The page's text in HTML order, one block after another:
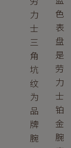
力
士
三
角
坑
纹
为
品
牌
腕
色
表
盘
是
劳
力
士
铂
金
腕